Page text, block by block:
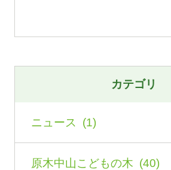
カテゴリ
ニュース (1)
原木中山こどもの木 (40)